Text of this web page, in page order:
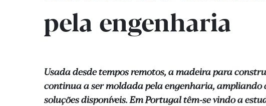
pela engenharia
Usada desde tempos remotos, a madeira para
continua a ser moldada pela engenharia, ampliando
soluções disponíveis. Em Portugal têm-se vindo a